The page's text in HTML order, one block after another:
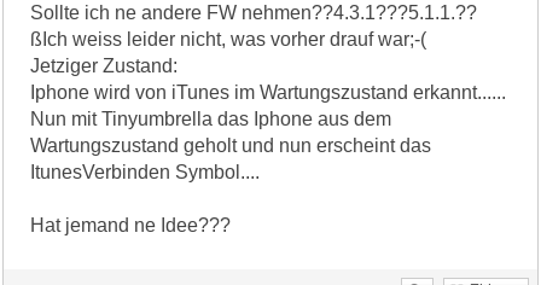
Sollte ich ne andere FW nehmen??4.3.1???5.1.1.??
ßIch weiss leider nicht, was vorher drauf war;-(
Jetziger Zustand:
Iphone wird von iTunes im Wartungszustand erkannt......
Nun mit Tinyumbrella das Iphone aus dem
Wartungszustand geholt und nun erscheint das
ItunesVerbinden Symbol....
Hat jemand ne Idee???